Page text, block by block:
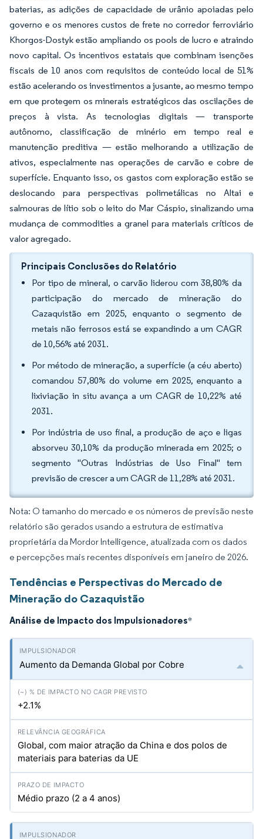
baterias, as adições de capacidade de urânio apoiadas pelo
governo e os menores custos de frete no corredor ferroviário
Khorgos-Dostyk estão ampliando os pools de lucro e atraindo
novo capital. Os incentivos estatais que combinam isenções
fiscais de 10 anos com requisitos de conteúdo local de 51%
estão acelerando os investimentos a jusante, ao mesmo tempo
em que protegem os minerais estratégicos das oscilações de
preços à vista. As tecnologias digitais — transporte
autônomo, classificação de minério em tempo real e
manutenção preditiva — estão melhorando a utilização de
ativos, especialmente nas operações de carvão e cobre de
superfície. Enquanto isso, os gastos com exploração estão se
deslocando para perspectivas polimetálicas no Altai e
salmouras de lítio sob o leito do Mar Cáspio, sinalizando uma
mudança de commodities a granel para materiais críticos de
valor agregado.
Principais Conclusões do Relatório
Por tipo de mineral, o carvão liderou com 38,80% da
participação do mercado de mineração do
Cazaquistão em 2025, enquanto o segmento de
metais não ferrosos está se expandindo a um CAGR
de 10,56% até 2031.
Por método de mineração, a superfície (a céu aberto)
comandou 57,80% do volume em 2025, enquanto a
lixiviação in situ avança a um CAGR de 10,22% até
2031.
Por indústria de uso final, a produção de aço e ligas
absorveu 30,10% da produção minerada em 2025; o
segmento "Outras Indústrias de Uso Final" tem
previsão de crescer a um CAGR de 11,28% até 2031.
Nota: O tamanho do mercado e os números de previsão neste
relatório são gerados usando a estrutura de estimativa
proprietária da Mordor Intelligence, atualizada com os dados
e percepções mais recentes disponíveis em janeiro de 2026.
Tendências e Perspectivas do Mercado de
Mineração do Cazaquistão
Análise de Impacto dos Impulsionadores*
Aumento da Demanda Global por Cobre
+2.1%
Global, com maior atração da China e dos polos de
materiais para baterias da UE
Médio prazo (2 a 4 anos)